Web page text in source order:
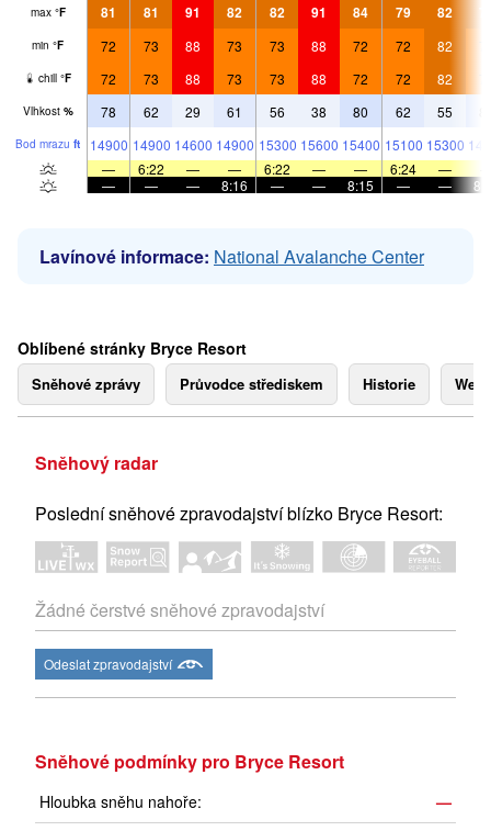
max °F 81 81 91 82 82 91 84 79 82
min °F 72 73 88 73 73 88 72 72 82
chill °F 72 73 88 73 73 88 72 72 82
Vlhkost % 78 62 29 61 56 38 80 62 55
Bod mrazu ft 14900 14900 14600 14900 15300 15600 15400 15100 15300
—
6:22 — — 6:22 — — 6:24 —
—
— — 8:16 — — 8:15 — —
Lavínové informace: National Avalanche Center
Oblíbené stránky Bryce Resort
Sněhové zprávy Průvodce střediskem Historie
Sněhový radar
Poslední sněhové zpravodajství blízko Bryce Resort:
Žádné čerstvé sněhové zpravodajství
Odeslat zpravodajství
Sněhové podmínky pro Bryce Resort
Hloubka sněhu nahoře:
—